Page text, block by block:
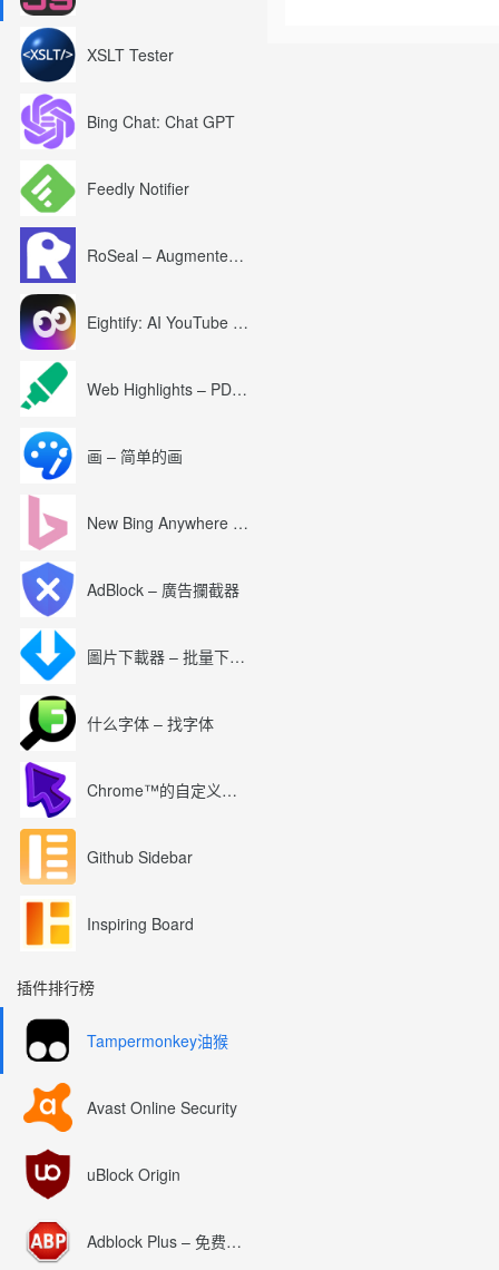
XSLT Tester
Bing Chat: Chat GPT
Feedly Notifier
RoSeal – Augmented Roblox Experience
Eightify: AI YouTube Summary with ChatGPT
Web Highlights – PDF & Web Highlighter
画 – 简单的画
New Bing Anywhere (Bing Chat GPT-4)
AdBlock – 廣告攔截器
圖片下載器 – 批量下載圖片
什么字体 – 找字体
Chrome™的自定义光标
Github Sidebar
Inspiring Board
插件排行榜
Tampermonkey油猴
Avast Online Security
uBlock Origin
Adblock Plus – 免费的广告拦截器